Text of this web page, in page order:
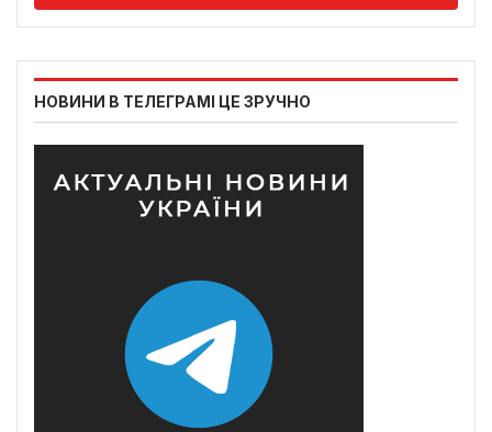
НОВИНИ В ТЕЛЕГРАМІ ЦЕ ЗРУЧНО